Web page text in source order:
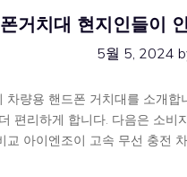
거치대 현지인들이
5월 5, 2024
차량용 핸드폰 거치대를 소개
편리하게 합니다. 다음은 소
교 아이엔조이 고속 무선 충전